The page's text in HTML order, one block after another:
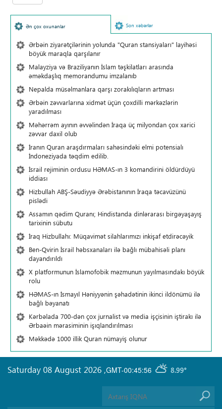
Ən çox oxunanlar Son xəbərlər
Ərbəin ziyarətçilərinin yolunda "Quran stansiyaları" layihəsi
böyük maraqla qarşılanır
Malayziya və Braziliyanın İslam təşkilatları arasında
əməkdaşlıq memorandumu imzalanıb
Nepalda müsəlmanlara qarşı zorakılıqların artması
Ərbəin zəvvarlarına xidmət üçün çoxdilli mərkəzlərin
yaradılması
Məhərrəm ayının əvvəlindən İraqa üç milyondan çox xarici
zəvvar daxil olub
İranın Quran araşdırmaları sahəsindəki elmi potensialı
İndoneziyada təqdim edilib.
İsrail rejiminin ordusu HƏMAS-ın 3 komandirini öldürdüyü
iddiası
Hizbullah ABŞ-Səudiyyə Ərəbistanının İraqa təcavüzünü
pislədi
Assamın qədim Quranı; Hindistanda dinlərarası birgəyaşayış
tarixinin sübutu
İraq Hizbullahı: Müqavimət silahlarımızı inkişaf etdirəcəyik
Ben-Qvirin İsrail həbsxanaları ilə bağlı mübahisəli planı
dayandırıldı
X platformunun İslamofobik məzmunun yayılmasındakı böyük
rolu
HƏMAS-ın İsmayıl Həniyyənin şəhadətinin ikinci ildönümü ilə
bağlı bəyanatı
Kərbəlada 700-dən çox jurnalist və media işçisinin iştirakı ilə
Ərbaəin mərasiminin işıqlandırılması
Məkkədə 1000 illik Quran nümayiş olunur
GMT-00:45:56 8.99°
Saturday 08 August 2026 ,